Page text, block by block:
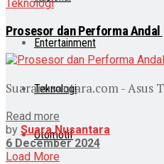
Entertainment
Teknologi
Otomotif
Teknologi
Prosesor dan Performa
Suaranusantara.com - Asus
Read more
by Suara Nusantara
6 December 2024
Load More